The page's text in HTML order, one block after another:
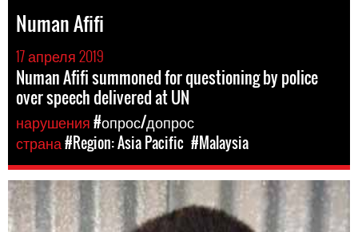
Numan Afifi
17 апреля 2019
Numan Afifi summoned for questioning by police
over speech delivered at UN
нарушения#опрос/допрос
страна#Region: Asia Pacific #Malaysia